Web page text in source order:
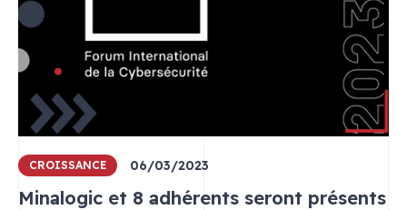
CROISSANCE 06/03/2023
Minalogic et 8 adhérents seront présents